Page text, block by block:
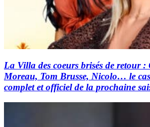
La Villa des coeurs brisés de retour :
Moreau, Tom Brusse, Nicolo… le
complet et officiel de la prochaine